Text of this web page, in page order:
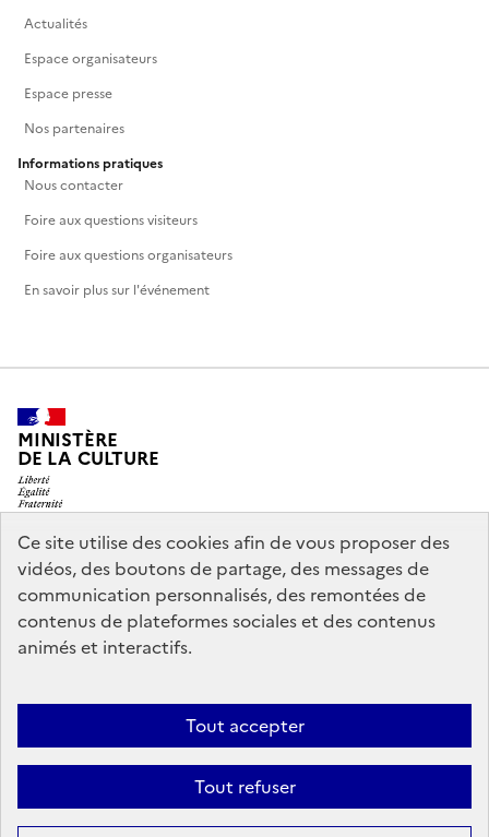
Ce site utilise des cookies afin de vous proposer des
vidéos, des boutons de partage, des messages de
communication personnalisés, des remontées de
contenus de plateformes sociales et des contenus
animés et interactifs.
Tout accepter
Tout refuser
Actualités
Espace organisateurs
Espace presse
Nos partenaires
Informations pratiques
Nous contacter
Foire aux questions visiteurs
Foire aux questions organisateurs
En savoir plus sur l'événement
MINISTÈRE
DE LA CULTURE
legifrance.gouv.fr
info.gouv.fr
service-public.gouv.fr
data.gouv.fr
Mentions légales
conforme
Politique d’utilisation des témoins de connexion